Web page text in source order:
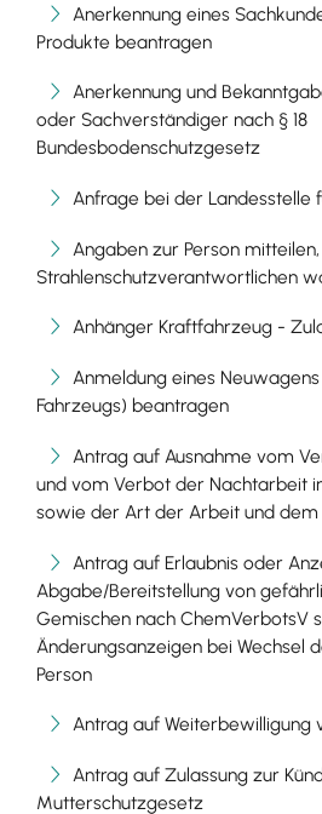
Anerkennung eines
Produkte beantragen
Anerkennung und
oder Sachverständiger nach § 18
Bundesbodenschutzgesetz
Anfrage bei der Landesstelle
Angaben zur Person
Strahlenschutzverantwortlichen
Anhänger Kraftfahrzeug -
Anmeldung eines
Fahrzeugs) beantragen
Antrag auf Ausnahme vom
und vom Verbot der Nachtarbeit
sowie der Art der Arbeit und
Antrag auf Erlaubnis oder
Abgabe/Bereitstellung von
Gemischen nach ChemVerbotsV
Änderungsanzeigen bei Wechsel
Person
Antrag auf Weiterbewilligung
Antrag auf Zulassung zur
Mutterschutzgesetz